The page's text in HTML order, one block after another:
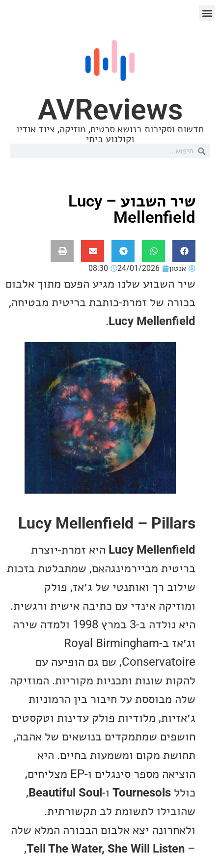
בנושא סרטים, מוזיקה, ציוד אודיו
וקולנוע ביתי
שיר השבוע – Lucy
24/01/2026
08:30
שלנו מגיע הפעם מתוך אלבום
של זמרת-כותבת בריטית מבטיחה,
Lucy
.
Lucy Mellenfield –
Lucyהיא זמרת-יוצרת
מביירמינגהאם, שמתבלטת בזכות
רך ואותנטי של ג׳אז, פולק
אינדי עם כתיבה אישית ורגשית.
היא נולדה ב-3 במרץ 1998 ולמדה שירה
וג׳אז ב-Royal Birmingham
Conservatoire, שם גם הופיעה עם
שונות ותכניות מקוריות. המוזיקה
על חיבור בין הרמוניות
מלודיות פולק עדינות וטקסטים
שמתמקדים בנושאים של אהבה,
מקום ומשמעות בחיים. היא
הוציאה מספר סינגלים ו-EP מצליחים,
Tournesolsו-Beautiful Soul
,
לתשומת לב תקשורתית.
יצא אלבום הבכורה המלא שלה
Tell The Water, She Will